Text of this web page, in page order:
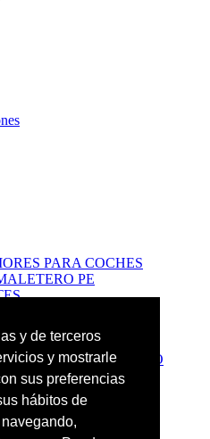
y de terceros
y mostrarle
sus preferencias
hábitos de
PARA COCHES
PE
PE
MALETERO CAUCHO
PREMIUM
BASIC